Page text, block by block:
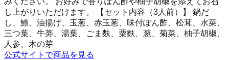
し上がりいただけます。 【セット内容（3人前）】 鍋だ
し、鱧、油揚げ、玉葱、赤玉葱、味付ぽん酢、松茸、水菜、
三つ葉、牛蒡、湯葉、ごま麩、粟麩、葱、菊菜、柚子胡椒、
人参、木の芽
公式サイトで商品を見る